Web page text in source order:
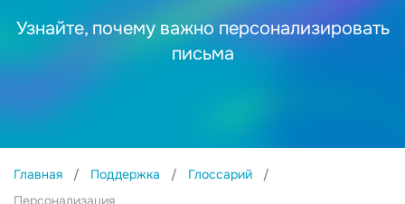
Узнайте, почему важно персонализировать
письма
Главная Поддержка
Глоссарий
Персонализация